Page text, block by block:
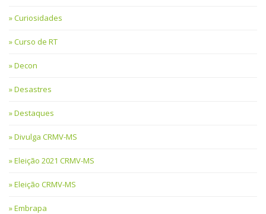
Curiosidades
Curso de RT
Decon
Desastres
Destaques
Divulga CRMV-MS
Eleição 2021 CRMV-MS
Eleição CRMV-MS
Embrapa